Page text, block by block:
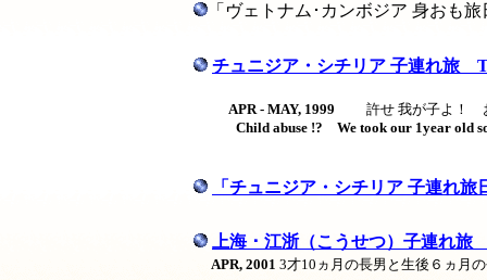
「ヴェトナム･カンボジア 身おも
チュニジア・シチリア 子連れ旅
APR - MAY, 1999
許せ 我が子よ！
Child abuse !? We took our 1year old son
「チュニジア・シチリア 子連れ旅
上海 ･ 江浙（こうせつ）子連れ
APR, 2001 3才10ヵ月の長男と生後６ヵ月